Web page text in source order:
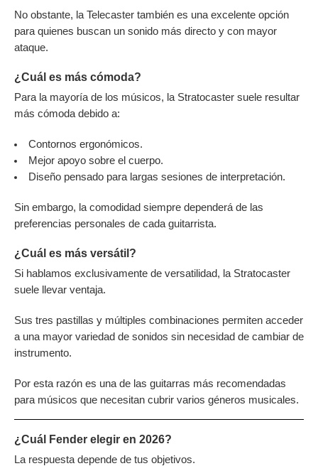
No obstante, la Telecaster también es una excelente opción
para quienes buscan un sonido más directo y con mayor
ataque.
¿Cuál es más cómoda?
Para la mayoría de los músicos, la Stratocaster suele resultar
más cómoda debido a:
Contornos ergonómicos.
Mejor apoyo sobre el cuerpo.
Diseño pensado para largas sesiones de interpretación.
Sin embargo, la comodidad siempre dependerá de las
preferencias personales de cada guitarrista.
¿Cuál es más versátil?
Si hablamos exclusivamente de versatilidad, la Stratocaster
suele llevar ventaja.
Sus tres pastillas y múltiples combinaciones permiten acceder
a una mayor variedad de sonidos sin necesidad de cambiar de
instrumento.
Por esta razón es una de las guitarras más recomendadas
para músicos que necesitan cubrir varios géneros musicales.
¿Cuál Fender elegir en 2026?
La respuesta depende de tus objetivos.